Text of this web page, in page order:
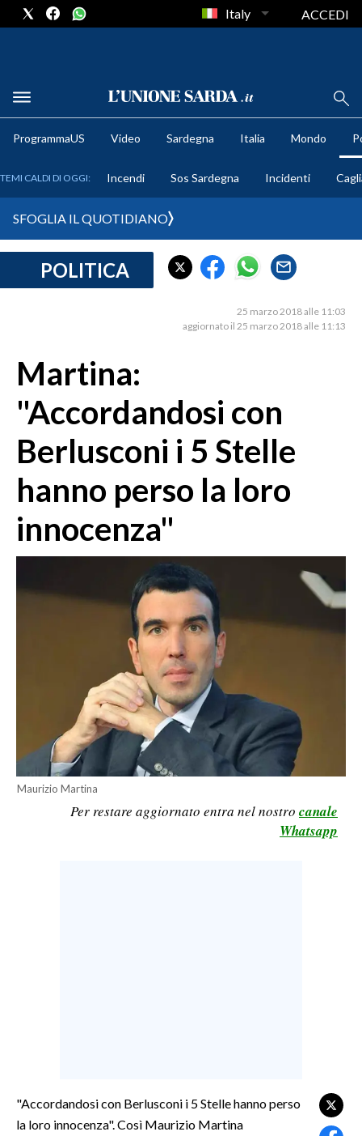
METEO
CRONACA SARDEGNA
MEDIO CAMPIDANO
SASSARI E PROVINCIA
GALLURA
NUORO E PROVINCIA
OGLIASTRA
AGENDA
CRONACA
SERVIZI ALLE IMPRESE
LAVORO
BANDI
SPORT IN SARDEGNA
SPETTACOLI
Italy ACCEDI
ProgrammaUS Video Sardegna Italia Mondo
TEMI CALDI DI OGGI: Incendi Sos Sardegna Incidenti
SFOGLIA IL QUOTIDIANO
POLITICA
25 marzo 2018 alle 11:03
aggiornato il 25 marzo 2018 alle 11:13
Martina:
"Accordandosi con
Berlusconi i 5 Stelle
hanno perso la loro
innocenza"
Maurizio Martina
Per restare aggiornato entra nel nostro canale
Whatsapp
"Accordandosi con Berlusconi i 5 Stelle hanno perso
la loro innocenza". Così Maurizio Martina